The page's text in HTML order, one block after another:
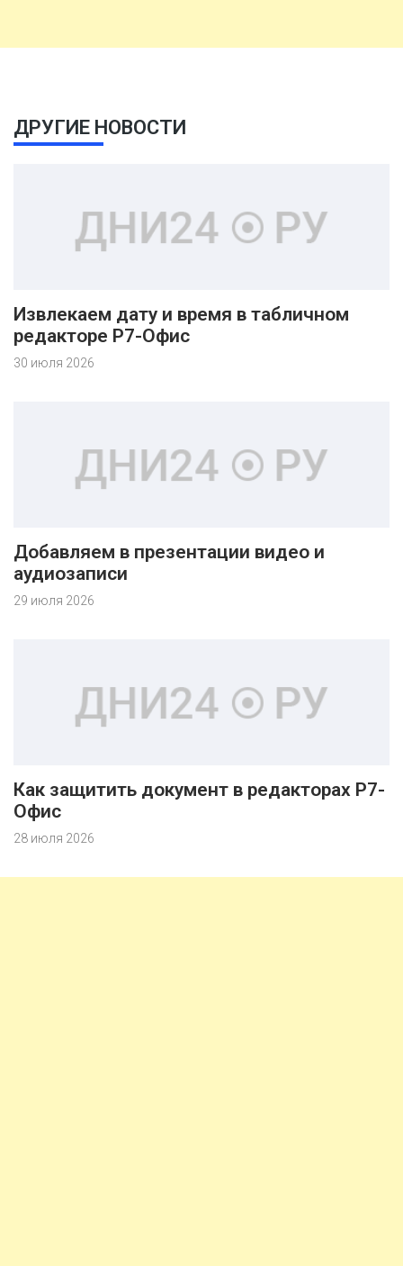
ДРУГИЕ НОВОСТИ
Извлекаем дату и время в табличном
редакторе Р7-Офис
30 июля 2026
Добавляем в презентации видео и
аудиозаписи
29 июля 2026
Как защитить документ в редакторах Р7-
Офис
28 июля 2026